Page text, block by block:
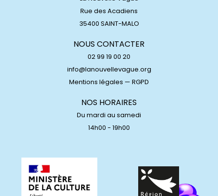
Rue des Acadiens
35400 SAINT-MALO
NOUS CONTACTER
02 99 19 00 20
info@lanouvellevague.org
Mentions légales — RGPD
NOS HORAIRES
Du mardi au samedi
14h00 - 19h00